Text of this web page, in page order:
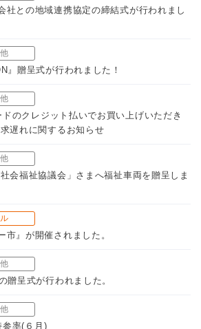
社との地域連携協定の締結式が行われまし
』贈呈式が行われました！
のクレジット払いでお買い上げいただき
遅れに関するお知らせ
会福祉協議会」さまへ福祉車両を贈呈しま
市』が開催されました。
贈呈式が行われました。
参率(６月)